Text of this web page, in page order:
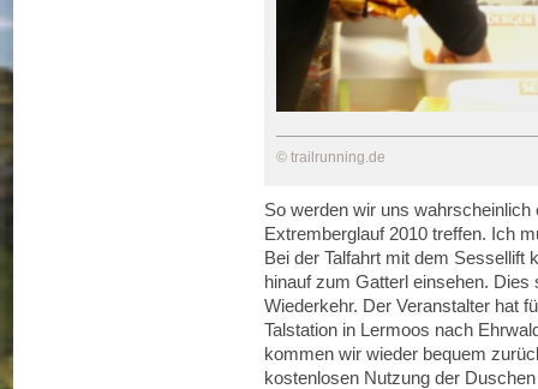
© trailrunning.de
So werden wir uns
Extremberglauf 2010 treffen. Ich
Bei der Talfahrt mit dem Sessellift
hinauf zum Gatterl einsehen.
Wiederkehr. Der Veranstalter hat
Talstation in Lermoos nach
kommen wir wieder bequem
kostenlosen Nutzung der